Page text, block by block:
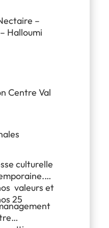
–
Halloumi
Centre Val
culturelle
valeurs et
25